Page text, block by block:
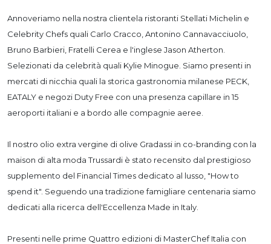
Annoveriamo nella nostra clientela ristoranti Stellati Michelin e
Celebrity Chefs quali Carlo Cracco, Antonino Cannavacciuolo,
Bruno Barbieri, Fratelli Cerea e l'inglese Jason Atherton.
Selezionati da celebrità quali Kylie Minogue. Siamo presenti in
mercati di nicchia quali la storica gastronomia milanese PECK,
EATALY e negozi Duty Free con una presenza capillare in 15
aeroporti italiani e a bordo alle compagnie aeree.
Il nostro olio extra vergine di olive Gradassi in co-branding con la
maison di alta moda Trussardi è stato recensito dal prestigioso
supplemento del Financial Times dedicato al lusso, "How to
spend it". Seguendo una tradizione famigliare centenaria siamo
dedicati alla ricerca dell'Eccellenza Made in Italy.
Presenti nelle prime Quattro edizioni di MasterChef Italia con